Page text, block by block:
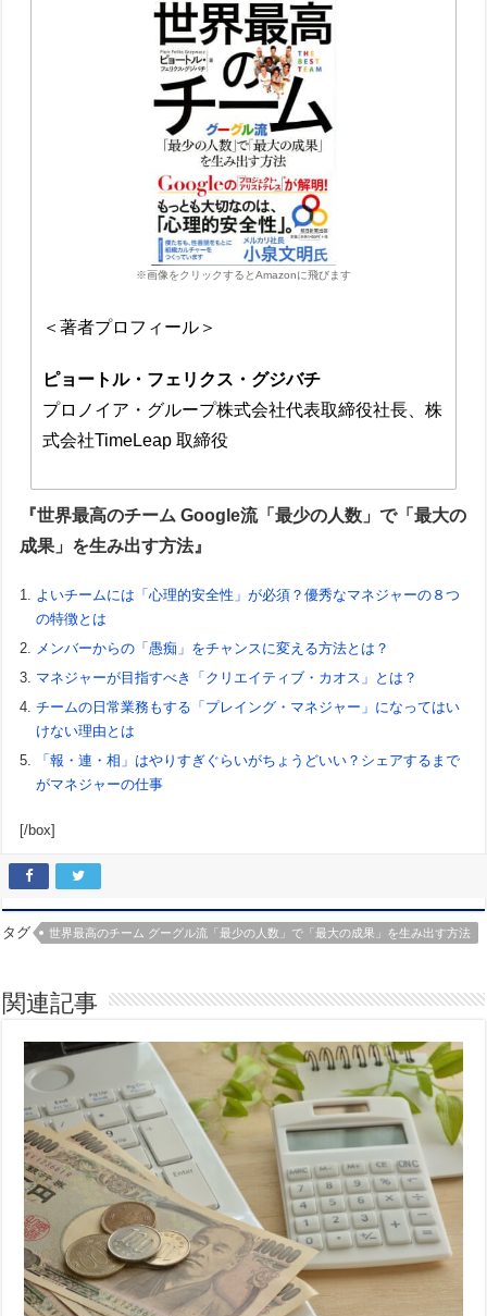
※画像をクリックするとAmazonに飛びます
＜著者プロフィール＞
ピョートル・フェリクス・グジバチ
プロノイア・グループ株式会社代表取締役社長、株
式会社TimeLeap 取締役
『世界最高のチーム Google流「最少の人数」で「最大の
成果」を生み出す方法』
よいチームには「心理的安全性」が必須？優秀なマネジャーの８つ
の特徴とは
メンバーからの「愚痴」をチャンスに変える方法とは？
マネジャーが目指すべき「クリエイティブ・カオス」とは？
チームの日常業務もする「プレイング・マネジャー」になってはい
けない理由とは
「報・連・相」はやりすぎぐらいがちょうどいい？シェアするまで
がマネジャーの仕事
[/box]
タグ 世界最高のチーム グーグル流「最少の人数」で「最大の成果」を生み出す方法
関連記事